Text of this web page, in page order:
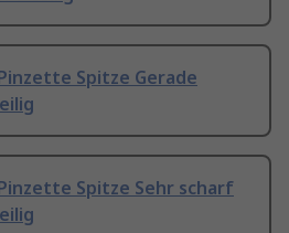
Spitze Gerade
Spitze Sehr scharf